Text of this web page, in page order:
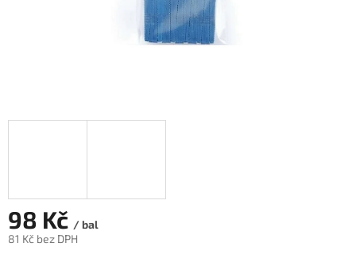
98 Kč / bal
81 Kč bez DPH